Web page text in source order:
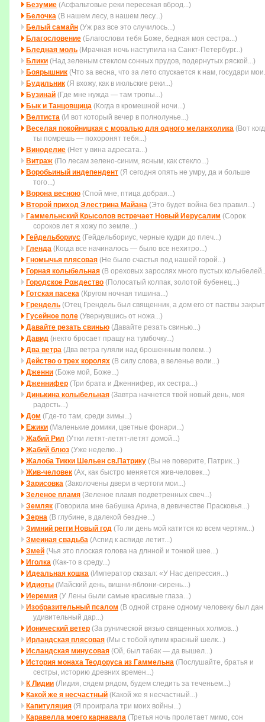
Безумие (Асфальтовые реки пересекая вброд...)
Белочка (В нашем лесу, в нашем лесу...)
Белый самайн (Уж раз все это случилось...)
Благословение (Благослови тебя Боже, бедная моя сестра...)
Бледная моль (Мрачная ночь наступила на Санкт-Петербург...)
Блики (Над зеленым стеклом сонных прудов, подернутых ряской...)
Боярышник (Что за весна, что за лето спускается к нам, государи
Будильник (Я вхожу, как в июльские реки...)
Бузинай (Где мне нужда — там тропы...)
Бык и Танцовщица (Когда в кромешной ночи...)
Велтиста (И вот который вечер в полнолунье...)
Веселая покойницкая с моралью для одного меланхолика (Вот
ты помpешь — похоpонят тебя...)
Виноделие (Нет у вина адресата...)
Витраж (По лесам зелено-синим, ясным, как стекло...)
Воробьиный индепендент (Я сегодня опять не умру, да и больше
того...)
Ворона весною (Спой мне, птица добрая...)
Второй приход Элестрина Майана (Это будет война без пpавил...)
Гаммельнский Крысолов встречает Новый Иерусалим (Сорок
сороков лет я хожу по земле...)
Гейдельбориус (Гейдельбориус, черные кудри до плеч...)
Гленда (Когда все начиналось — было все нехитро...)
Гномычья плясовая (Не было счастья под нашей горой...)
Горная колыбельная (В ореховых зарослях много пустых
Городское Рождество (Полосатый колпак, золотой бубенец...)
Готская пасека (Кругом ночная тишина...)
Грендель (Отец Грендель был священник, а дом его от паствы
Гусейное поле (Увеpнувшись от ножа...)
Давайте резать свинью (Давайте резать свинью...)
Давид (некто бросает пращу на тумбочку...)
Два ветра (Два ветра гуляли над брошенным полем...)
Действо о трех королях (В силу слова, в веленье воли...)
Дженни (Боже мой, Боже...)
Дженнифер (Три брата и Дженнифер, их сестра...)
Динькина колыбельная (Завтра начнется твой новый день, моя
радость...)
Дом (Где-то там, среди зимы...)
Ежики (Маленькие домики, цветные фонари...)
Жабий Рил (Утки летят-летят-летят домой...)
Жабий блюз (Уже неделю...)
Жалоба Тикки Шельен св.Патрику (Вы не поверите, Патрик...)
Жив-человек (Ах, как быстро меняется жив-человек...)
Зарисовка (Заколочены двеpи в чеpтоги мои...)
Зеленое пламя (Зеленое пламя подветренных свеч...)
Земляк (Говорила мне бабушка Арина, в девичестве Прасковья...)
Зерна (В глубине, в далекой бездне...)
Зимний регги Новый год (То ли день мой катится ко всем чеpтям...)
Змеиная свадьба (Аспид к аспиде летит...)
Змей (Чья это плоская голова на длнной и тонкой шее...)
Иголка (Как-то в среду...)
Идеальная кошка (Император сказал: «У Нас депрессия...)
Идиоты (Майский день, вишни-яблони-сирень...)
Иеремия (У Лены были самые красивые глаза...)
Изобразительный псалом (В одной стране одному человеку был дан
удивительный дар...)
Ионический ветер (За рунической вязью священных холмов...)
Ирландская плясовая (Мы с тобой купим красный шелк...)
Исландская минусовая (Ой, был табак — да вышел...)
История монаха Теодоруса из Гаммельна (Послушайте, братья и
сестры, историю древних времен...)
К Лидии (Лидия, сядем рядом, будем следить за теченьем...)
Какой же я несчастный (Какой же я несчастный...)
Капитуляция (Я проиграла три моих войны...)
Каравелла моего карнавала (Третья ночь пролетает мимо, cон